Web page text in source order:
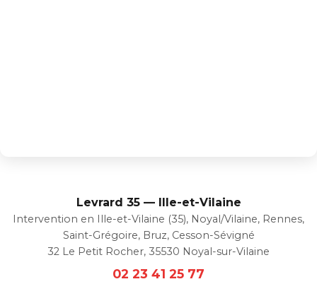
Levrard 35 — Ille-et-Vilaine
Intervention en Ille-et-Vilaine (35), Noyal/Vilaine, Rennes,
Saint-Grégoire, Bruz, Cesson-Sévigné
32 Le Petit Rocher, 35530 Noyal-sur-Vilaine
02 23 41 25 77